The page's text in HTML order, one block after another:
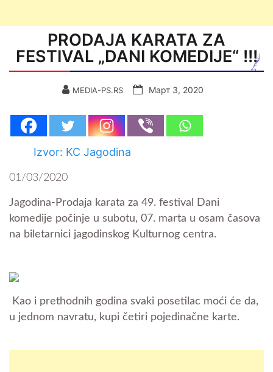
PRODAJA KARATA ZA
FESTIVAL „DANI KOMEDIJE“ !!!
MEDIA-PS.RS Март 3, 2020
Izvor: KC Jagodina
01/03/2020
Jagodina-Prodaja karata za 49. festival Dani
komedije počinje u subotu, 07. marta u osam časova
na biletarnici jagodinskog Kulturnog centra.
Kao i prethodnih godina svaki posetilac moći će da,
u jednom navratu, kupi četiri pojedinačne karte.